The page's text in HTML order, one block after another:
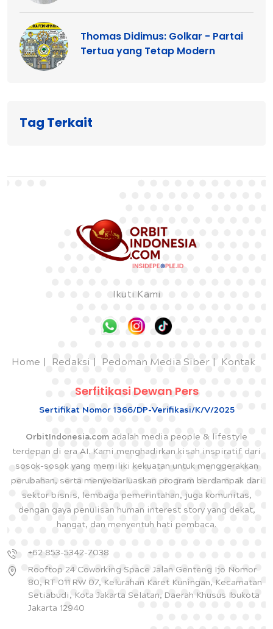
Thomas Didimus: Golkar - Partai
Tertua yang Tetap Modern
Tag Terkait
Ikuti Kami
Home Redaksi Pedoman Media Siber Kontak
Serfitikasi Dewan Pers
Sertifikat Nomor 1366/DP-Verifikasi/K/V/2025
OrbitIndonesia.com adalah media people & lifestyle
terdepan di era AI. Kami menghadirkan kisah inspiratif dari
sosok-sosok yang memiliki kekuatan untuk menggerakkan
perubahan, serta menyebarluaskan program berdampak dari
sektor bisnis, lembaga pemerintahan, juga komunitas,
dengan gaya penulisan human interest story yang dekat,
hangat, dan menyentuh hati pembaca.
+62 853-5342-7038
Rooftop 24 Coworking Space Jalan Genteng Ijo Nomor
80, RT 011 RW 07, Kelurahan Karet Kuningan, Kecamatan
Setiabudi, Kota Jakarta Selatan, Daerah Khusus Ibukota
Jakarta 12940